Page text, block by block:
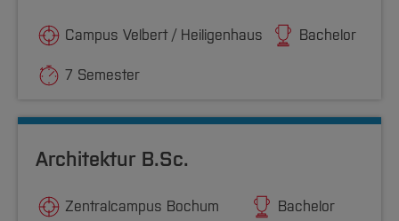
Campus Velbert / Heiligenhaus Bachelor
7 Semester
Architektur B.Sc.
Zentralcampus Bochum Bachelor